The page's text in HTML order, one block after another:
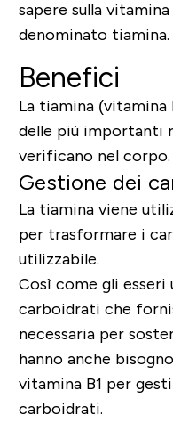
sapere sulla
denominato tiamina.
Benefici
La tiamina (vitamina
delle più importanti
verificano nel corpo.
Gestione dei
La tiamina viene
per trasformare i
utilizzabile.
Così come gli esseri
carboidrati che
necessaria per
hanno anche
vitamina B1 per
carboidrati.